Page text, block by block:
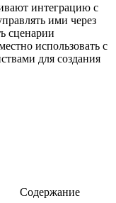
интеграцию с
ими через
сценарии
использовать с
для создания
Содержание